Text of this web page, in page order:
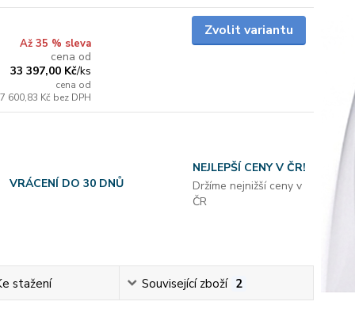
Až 35 % sleva
cena od
33 397,00 Kč/ks
cena od
600,83 Kč bez DPH
Zvolit variantu
VRÁCENÍ DO 30 DNŮ
NEJLEPŠÍ CENY V ČR!
Držíme nejnižší ceny v
ČR
stažení Související zboží 2